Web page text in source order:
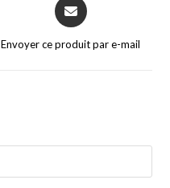
Envoyer ce produit par e-mail